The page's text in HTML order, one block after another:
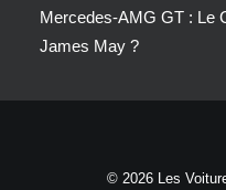
Mercedes-AMG GT : Le
James May ?
© 2026 Les